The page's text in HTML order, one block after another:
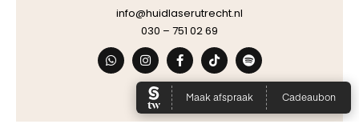
info@huidlaserutrecht.nl
030 – 751 02 69